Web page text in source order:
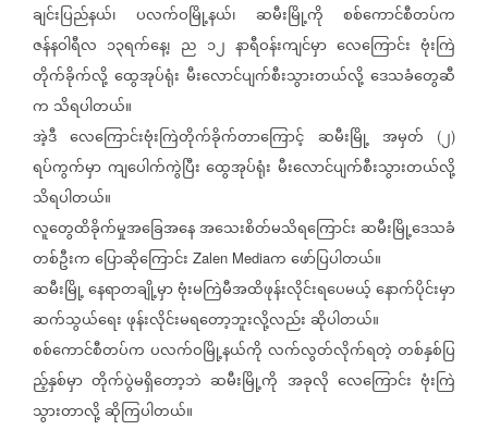
ချင်းပြည်နယ်၊
ပလက်ဝမြို့နယ်၊ ဆမီးမြို့ကို
စစ်ကောင်စီတပ်က
ဇန်နဝါရီလ ၁၃ရက်နေ့၊ ည ၁၂ နာရီဝန်းကျင်မှာ လေကြောင်း ဗုံးကြဲ
တိုက်ခိုက်လို့ ထွေအုပ်ရုံး မီးလောင်ပျက်စီးသွားတယ်လို့ ဒေသခံတွေဆီ
က သိရပါတယ်။
အဲ့ဒီ လေကြောင်းဗုံးကြဲတိုက်ခိုက်တာကြောင့် ဆမီးမြို့ အမှတ် (၂)
ရပ်ကွက်မှာ ကျပေါက်ကွဲပြီး ထွေအုပ်ရုံး မီးလောင်ပျက်စီးသွားတယ်လို့
သိရပါတယ်။
လူတွေထိခိုက်မှုအခြေအနေအသေးစိတ်မသိရကြောင်းဆမီးမြို့ဒေသခံ
တစ်ဦးကပြောဆိုကြောင်း Zalen Mediaကဖော်ပြပါတယ်။
ဆမီးမြို့နေရာတချို့မှာဗုံးမကြဲမီအထိဖုန်းလိုင်းရပေမယ့်နောက်ပိုင်းမှာ
ဆက်သွယ်ရေးဖုန်းလိုင်းမရတော့ဘူးလို့လည်းဆိုပါတယ်။
စစ်ကောင်စီတပ်က ပလက်ဝမြို့နယ်ကို လက်လွတ်လိုက်ရတဲ့ တစ်နှစ်ပြ
ည့်နှစ်မှာ တိုက်ပွဲမရှိတော့ဘဲ ဆမီးမြို့ကို အခုလို လေကြောင်း ဗုံးကြဲ
သွားတာလို့ဆိုကြပါတယ်။